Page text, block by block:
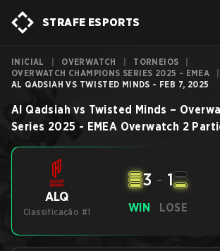
STRAFE ESPORTS
INICIAL OVERWATCH TORNEIOS
OVERWATCH CHAMPIONS SERIES 2025 - EMEA
AL QADSIAH VS TWISTED MINDS - FEB 7, 2025
Al Qadsiah vs Twisted Minds –
Series 2025 - EMEA Overwatch 2
ALQ
Classificação #1 WIN
3 - 1
LOSE